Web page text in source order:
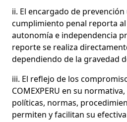
ii. El encargado de
cumplimiento penal reporta
autonomía e independencia
reporte se realiza
dependiendo de la gravedad
iii. El reflejo de los
COMEXPERU en su
políticas, normas,
permiten y facilitan su